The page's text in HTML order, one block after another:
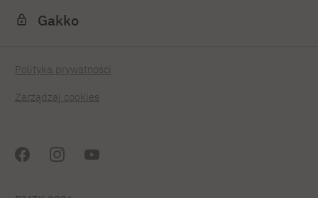
Gakko
Polityka prywatności
Zarządzaj cookies